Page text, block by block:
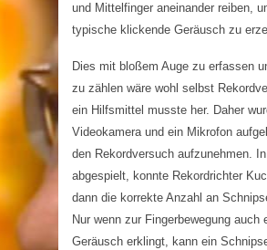
und Mittelfinger aneinander reiben,
typische klickende Geräusch zu
Dies mit bloßem Auge zu erfassen
zu zählen wäre wohl selbst
ein Hilfsmittel musste her. Daher
Videokamera und ein Mikrofon
den Rekordversuch aufzunehmen.
abgespielt, konnte Rekordrichter
dann die korrekte Anzahl an
Nur wenn zur Fingerbewegung auch
Geräusch erklingt, kann ein